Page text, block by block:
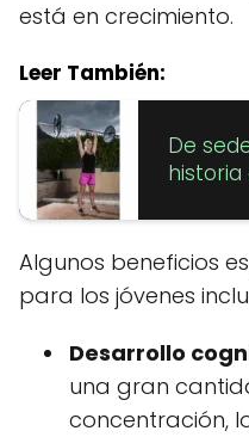
está en crecimiento.
Leer También:
De
historia
Algunos beneficios
para los jóvenes
Desarrollo
una gran
concentración,